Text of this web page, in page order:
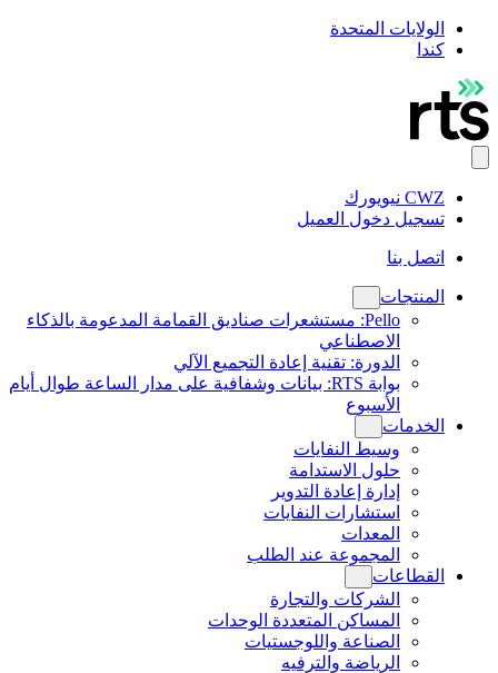
الولايات المتحدة
كندا
CWZ نيويورك
تسجيل دخول العميل
اتصل بنا
المنتجات
Pello: مستشعرات صناديق القمامة المدعومة بالذكاء
الاصطناعي
الدورة: تقنية إعادة التجميع الآلي
بوابة RTS: بيانات وشفافية على مدار الساعة طوال أيام
الأسبوع
الخدمات
وسيط النفايات
حلول الاستدامة
إدارة إعادة التدوير
استشارات النفايات
المعدات
المجموعة عند الطلب
القطاعات
الشركات والتجارة
المساكن المتعددة الوحدات
الصناعة واللوجستيات
الرياضة والترفيه